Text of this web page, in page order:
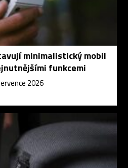
minimalistický mobil
funkcemi
2026